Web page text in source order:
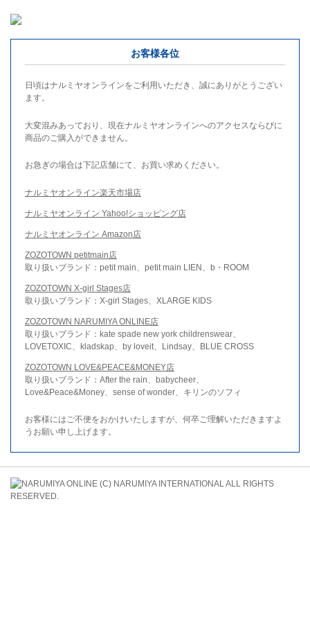
お客様各位
日頃はナルミヤオンラインをご利用いただき、誠にありがとうござい
ます。
大変混みあっており、現在ナルミヤオンラインへのアクセスならびに
商品のご購入ができません。
お急ぎの場合は下記店舗にて、お買い求めください。
ナルミヤオンライン楽天市場店
ナルミヤオンライン Yahoo!ショッピング店
ナルミヤオンライン Amazon店
ZOZOTOWN petitmain店
取り扱いブランド：petit main、petit main LIEN、b・ROOM
ZOZOTOWN X-girl Stages店
取り扱いブランド：X-girl Stages、XLARGE KIDS
ZOZOTOWN NARUMIYA ONLINE店
取り扱いブランド：kate spade new york childrenswear、
LOVETOXIC、kladskap、by loveit、Lindsay、BLUE CROSS
ZOZOTOWN LOVE&PEACE&MONEY店
取り扱いブランド：After the rain、babycheer、
Love&Peace&Money、sense of wonder、キリンのソフィ
お客様にはご不便をおかけいたしますが、何卒ご理解いただきますよ
うお願い申し上げます。